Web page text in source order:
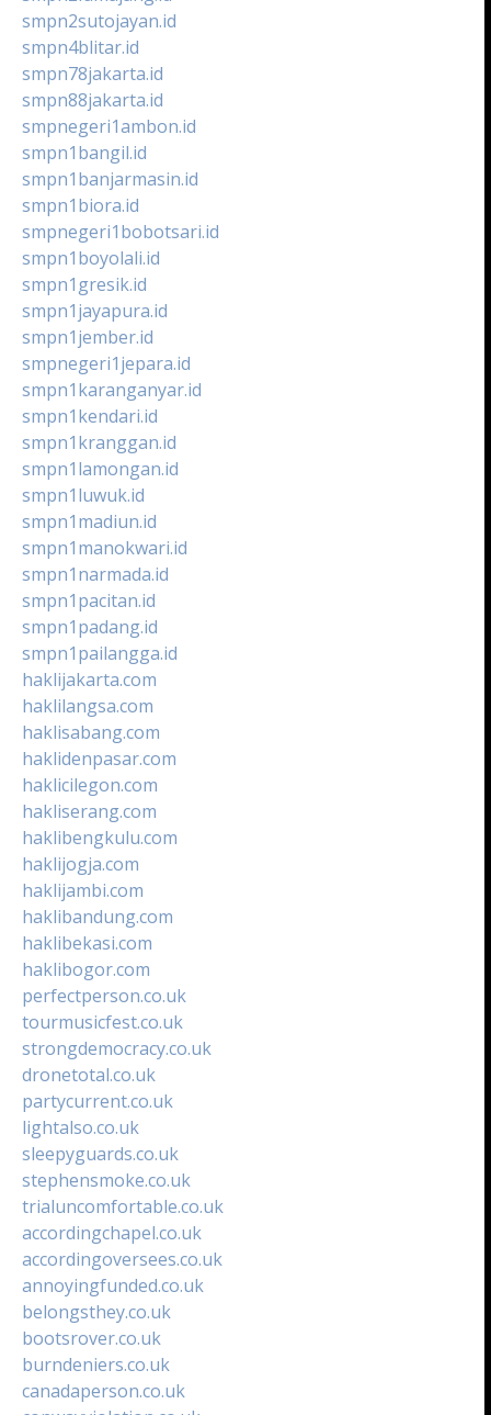
smpn2sutojayan.id
smpn4blitar.id
smpn78jakarta.id
smpn88jakarta.id
smpnegeri1ambon.id
smpn1bangil.id
smpn1banjarmasin.id
smpn1biora.id
smpnegeri1bobotsari.id
smpn1boyolali.id
smpn1gresik.id
smpn1jayapura.id
smpn1jember.id
smpnegeri1jepara.id
smpn1karanganyar.id
smpn1kendari.id
smpn1kranggan.id
smpn1lamongan.id
smpn1luwuk.id
smpn1madiun.id
smpn1manokwari.id
smpn1narmada.id
smpn1pacitan.id
smpn1padang.id
smpn1pailangga.id
haklijakarta.com
haklilangsa.com
haklisabang.com
haklidenpasar.com
haklicilegon.com
hakliserang.com
haklibengkulu.com
haklijogja.com
haklijambi.com
haklibandung.com
haklibekasi.com
haklibogor.com
perfectperson.co.uk
tourmusicfest.co.uk
strongdemocracy.co.uk
dronetotal.co.uk
partycurrent.co.uk
lightalso.co.uk
sleepyguards.co.uk
stephensmoke.co.uk
trialuncomfortable.co.uk
accordingchapel.co.uk
accordingoversees.co.uk
annoyingfunded.co.uk
belongsthey.co.uk
bootsrover.co.uk
burndeniers.co.uk
canadaperson.co.uk